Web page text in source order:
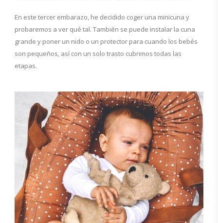
En este tercer embarazo, he decidido coger una minicuna y
probaremos a ver qué tal. También se puede instalar la cuna
grande y poner un nido o un protector para cuando los bebés
son pequeños, así con un solo trasto cubrimos todas las
etapas.